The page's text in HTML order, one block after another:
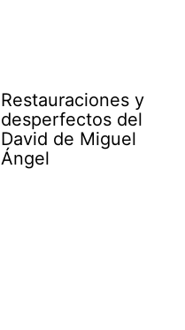
Restauraciones y
desperfectos del
David de Miguel
Ángel